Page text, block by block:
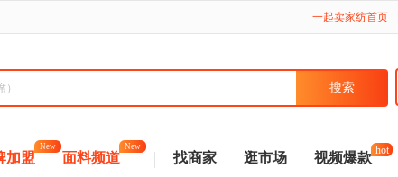
一起卖家纺首页
加盟
New
面料频道
New
找商家 逛市场 视频爆款 hot